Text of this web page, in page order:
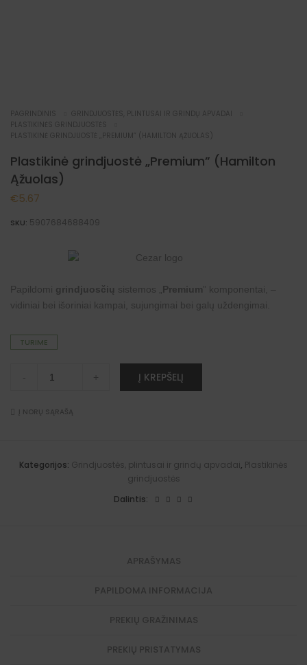
PAGRINDINIS
GRINDJUOSTĖS, PLINTUSAI IR GRINDŲ APVADAI
PLASTIKINĖS GRINDJUOSTĖS
PLASTIKINĖ GRINDJUOSTĖ „PREMIUM” (HAMILTON ĄŽUOLAS)
Plastikinė grindjuostė „Premium” (Hamilton
Ąžuolas)
€5.67
SKU: 5907684688409
Papildomi grindjuosčių sistemos „ Premium ” komponentai, –
vidiniai bei išoriniai kampai, sujungimai bei galų uždengimai.
TURIME
grindjuostė
Ąžuolas)
- + Į KREPŠELĮ
v
Į NORŲ SĄRAŠĄ
Kategorijos: Grindjuostės, plintusai ir grindų apvadai, Plastikinės
grindjuostės
Dalintis:
APRAŠYMAS
PAPILDOMA INFORMACIJA
PREKIŲ GRAŽINIMAS
PREKIŲ PRISTATYMAS